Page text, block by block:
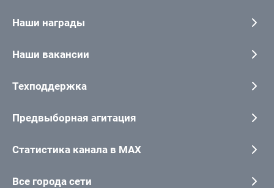
Наши награды
Наши вакансии
Техподдержка
Предвыборная агитация
Статистика канала в MAX
Все города сети